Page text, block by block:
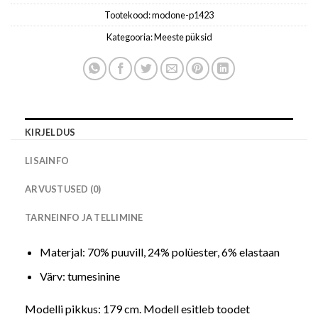
Tootekood:modone-p1423
Kategooria:Meeste püksid
KIRJELDUS
LISAINFO
ARVUSTUSED (0)
TARNEINFO JA TELLIMINE
Materjal: 70% puuvill, 24% polüester, 6% elastaan
Värv: tumesinine
Modelli pikkus: 179 cm. Modell esitleb toodet